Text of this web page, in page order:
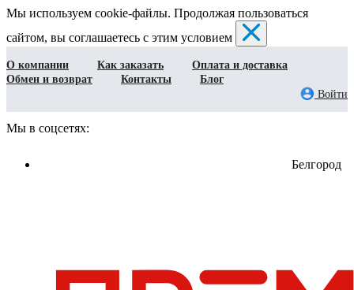
Мы используем cookie-файлы. Продолжая пользоваться
сайтом, вы соглашаетесь с этим условием
О компании Как заказать
Оплата и доставка
Обмен и возврат
Контакты
Блог
Войти
Мы в соцсетях:
Белгород